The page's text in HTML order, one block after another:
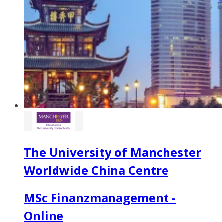
The University of Manchester
Worldwide China Centre
MSc Finanzmanagement -
Online